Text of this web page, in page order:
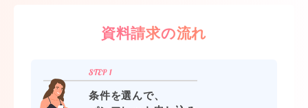
資料請求の流れ
条件を選んで、